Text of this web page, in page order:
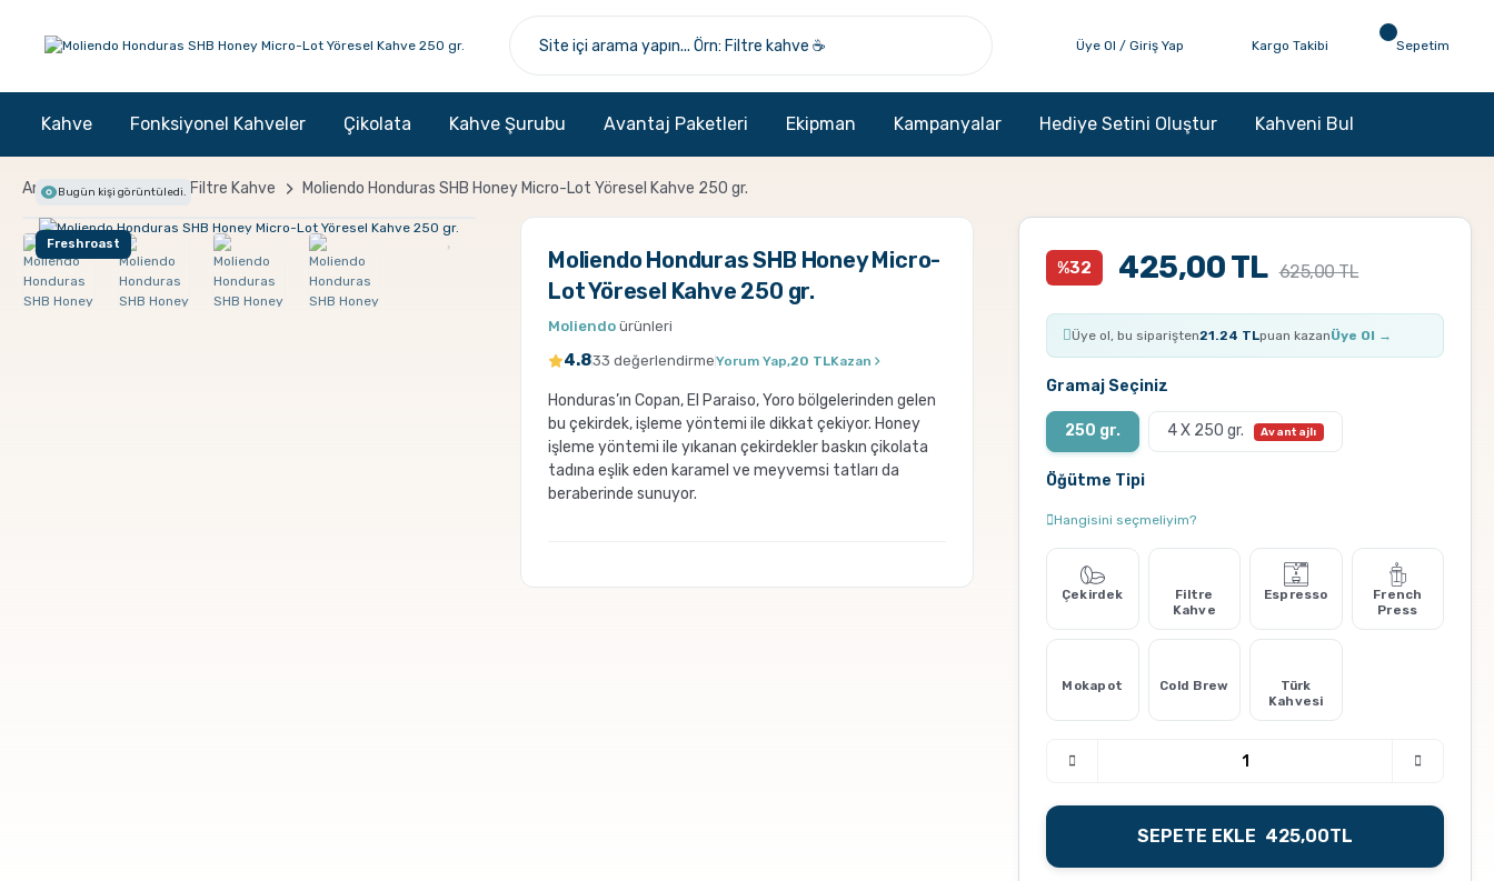
Üye Ol / Giriş Yap Kargo Takibi Sepetim
Kahve Fonksiyonel Kahveler Çikolata Kahve Şurubu Avantaj Paketleri Ekipman Kampanyalar Hediye Setini Oluştur Kahveni Bul
Anasayfa Kahve Filtre Kahve Moliendo Honduras SHB Honey Micro-Lot Yöresel Kahve 250 gr.
Freshroast
Bugün kişi görüntüledi.
Moliendo Honduras SHB Honey Micro-
Lot Yöresel Kahve 250 gr.
Moliendo ürünleri
4.833 değerlendirmeYorum Yap,20 TLKazan
Honduras’ın Copan, El Paraiso, Yoro bölgelerinden gelen
bu çekirdek, işleme yöntemi ile dikkat çekiyor. Honey
işleme yöntemi ile yıkanan çekirdekler baskın çikolata
tadına eşlik eden karamel ve meyvemsi tatları da
beraberinde sunuyor.
%32 425,00 TL 625,00 TL
Üye ol, bu siparişten21.24 TLpuan kazanÜye Ol →
Gramaj Seçiniz
250 gr. 4 X 250 gr.
Öğütme Tipi
Hangisini seçmeliyim?
Çekirdek
Filtre
Kahve
Espresso
French
Press
Mokapot Cold Brew
Türk
Kahvesi
SEPETE EKLE 425,00TL